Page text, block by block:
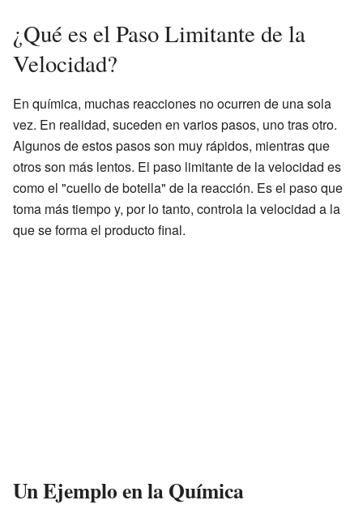
¿Qué es el Paso Limitante de la
Velocidad?
En química, muchas reacciones no ocurren de una sola
vez. En realidad, suceden en varios pasos, uno tras otro.
Algunos de estos pasos son muy rápidos, mientras que
otros son más lentos. El paso limitante de la velocidad es
como el "cuello de botella" de la reacción. Es el paso que
toma más tiempo y, por lo tanto, controla la velocidad a la
que se forma el producto final.
Un Ejemplo en la Química